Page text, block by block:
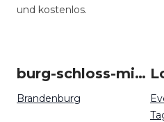
und kostenlos.
burg-schloss-mieten um Berlin
Brandenburg